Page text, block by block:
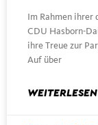
Im Rahmen
CDU Hasborn-
ihre Treue zur
Auf über